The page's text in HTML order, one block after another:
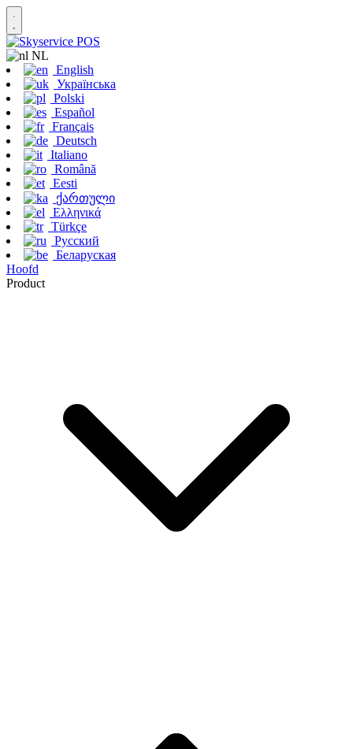
NL
English
Українська
Polski
Español
Français
Deutsch
Italiano
Română
Eesti
ქართული
Ελληνικά
Türkçe
Русский
Беларуская
Hoofd
Product